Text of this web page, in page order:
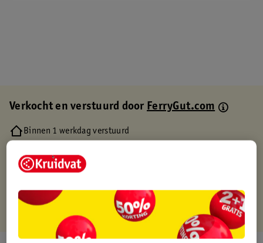
Verkocht en verstuurd doorFerryGut.com
Binnen 1 werkdag verstuurd
Gratis retourneren via verkooppartner.
Gratis punten met je Kruidvat kaart